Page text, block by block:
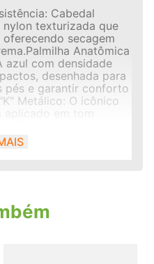
Cabedal
texturizada que
secagem
Anatômica
azul com densidade
desenhada para
pés e garantir conforto
Metálico: O icônico
Tratorado
em borracha robusta